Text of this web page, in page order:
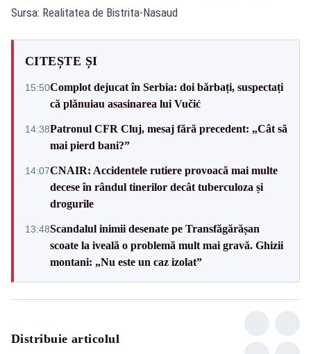
Sursa: Realitatea de Bistrita-Nasaud
CITEȘTE ȘI
15:50Complot dejucat în Serbia: doi bărbați, suspectați
că plănuiau asasinarea lui Vučić
14:38Patronul CFR Cluj, mesaj fără precedent: „Cât să
mai pierd bani?”
14:07CNAIR: Accidentele rutiere provoacă mai multe
decese în rândul tinerilor decât tuberculoza și
drogurile
13:48Scandalul inimii desenate pe Transfăgărășan
scoate la iveală o problemă mult mai gravă. Ghizii
montani: „Nu este un caz izolat”
Distribuie articolul